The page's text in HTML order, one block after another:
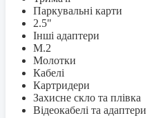
Паркувальні карти
2.5"
Інші адаптери
M.2
Молотки
Кабелі
Картридери
Захисне скло та плівка
Відеокабелі та адаптери